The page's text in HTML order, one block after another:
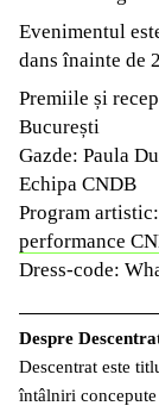
Evenimentul
dans înainte de
Premiile și
București
Gazde: Paula
Echipa CNDB
Program
performance
Dress-code:
Despre
Descentrat este
întâlniri